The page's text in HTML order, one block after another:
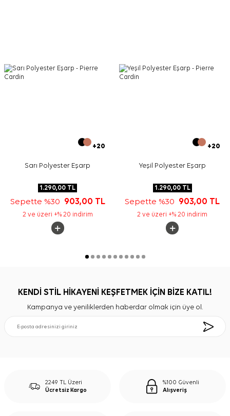
Sıkça Sorulan Sorular
+20
Sarı Polyester Eşarp
1.290,00 TL
Sepette %30 903,00 TL
2 ve üzeri +% 20 indirim
+20
Yeşil Polyester Eşarp
1.290,00TL
Sepette %30 903,00 TL
2 ve üzeri +% 20 indirim
KENDİ STİL HİKAYENİ KEŞFETMEK İÇİN BİZE KATIL!
Kampanya ve yeniliklerden haberdar olmak için üye ol.
2249 TL Üzeri
Ücretsiz Kargo
%100 Güvenli
Alışveriş